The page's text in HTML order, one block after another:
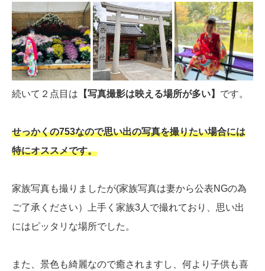
続いて２点目は 【写真撮影は映える場所が多い】 です。
せっかくの753なので思い出の写真を撮りたい場合には
特にオススメです。
家族写真も撮りましたが(家族写真は妻から公表NGの為
ご了承ください）上手く家族3人で撮れており、思い出
にはピッタリな場所でした。
また、景色も綺麗なので癒されますし、何より子供も喜